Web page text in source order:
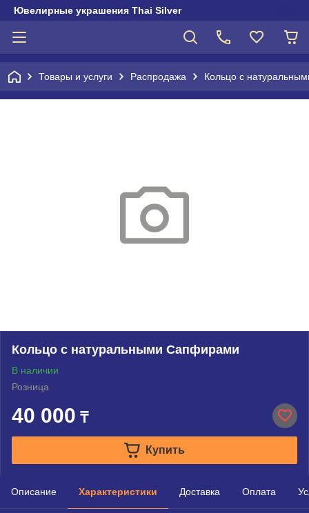
Ювелирные украшения Thai Silver
Товары и услуги Распродажа Кольцо с
Кольцо с натуральными Сапфирами
В наличии
Розница
40 000 ₸
Купить
Описание Характеристики Доставка Оплата